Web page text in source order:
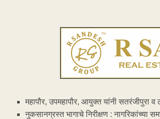
महापौर, उपमहापौर, आयुक्त यांनी सतरंजीपुरा
नुकसानग्रस्त भागाचे निरीक्षण : नागरिकांच्या